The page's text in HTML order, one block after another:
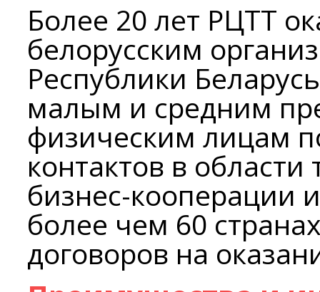
Более 20 лет РЦТТ
белорусским
Республики
малым и средним
физическим лицам
контактов в
бизнес-кооперации
более чем 60
договоров на